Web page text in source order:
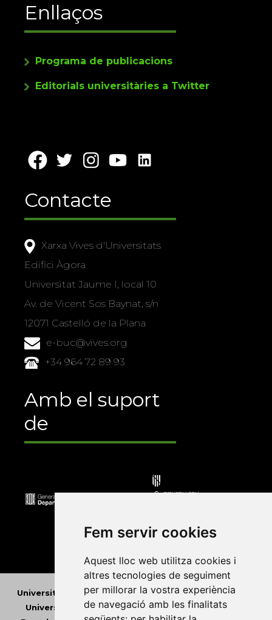
Fem servir cookies
Aquest lloc web utilitza cookies i
altres tecnologies de seguiment
per millorar la vostra experiència
de navegació amb les finalitats
Enllaços
Programa de publicacions
Editorials universitàries a Twitter
Contacte
Xarxa Vives d'Universitats
Edifici Àgora
Universitat Jaume I, local 10
Av. de Vicent Sos Baynat, s/n
12071 Castelló de la Plana
e-buc@vives.org
+34 964 72 89 93
Amb el suport
de
Universitat Abat Oliba CEU • Universitat d'Alacant
Universitat d'Andorra•Universitat Autònoma de